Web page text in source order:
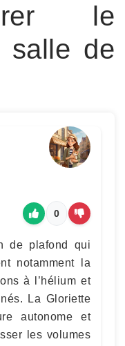
le
salle de
0
de plafond qui
notamment la
à l’hélium et
La Gloriette
autonome et
les volumes